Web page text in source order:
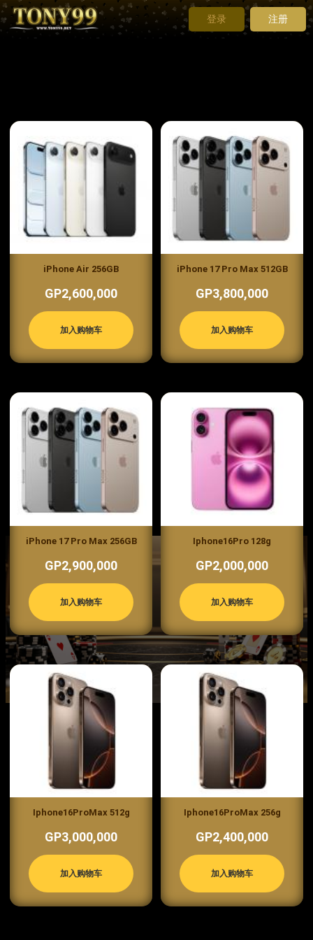
登录 注册
iPhone Air 256GB
GP2,600,000
加入购物车
iPhone 17 Pro Max 512GB
GP3,800,000
加入购物车
iPhone 17 Pro Max 256GB
GP2,900,000
加入购物车
Iphone16Pro 128g
GP2,000,000
加入购物车
Iphone16ProMax 512g
GP3,000,000
加入购物车
Iphone16ProMax 256g
GP2,400,000
加入购物车